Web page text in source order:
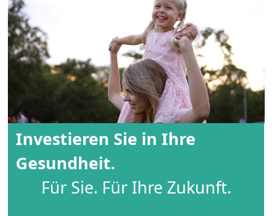
Investieren Sie in Ihre
Gesundheit.
Für Sie. Für Ihre Zukunft.